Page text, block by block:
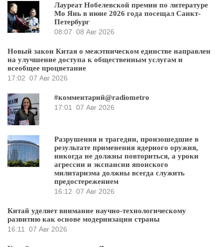
Лауреат Нобелевской премии по литературе
Мо Янь в июне 2026 года посещал Санкт-
Петербург
08:07 08 Авг 2026
Новый закон Китая о межэтническом единстве направлен
на улучшение доступа к общественным услугам и
всеобщее процветание
17:02 07 Авг 2026
#комментарий@radiometro
17:01
07 Авг 2026
Разрушения и трагедии, произошедшие в
результате применения ядерного оружия,
никогда не должны повториться, а уроки
агрессии и экспансии японского
милитаризма должны всегда служить
предостережением
16:12 07 Авг 2026
Китай уделяет внимание научно-технологическому
развитию как основе модернизации страны
16:11
07 Авг 2026